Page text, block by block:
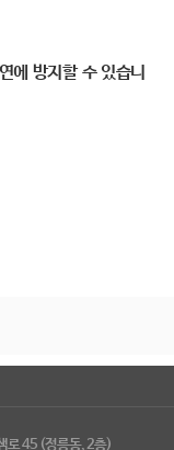
에 방지할 수 있습니
로 45 (정릉동, 2층)